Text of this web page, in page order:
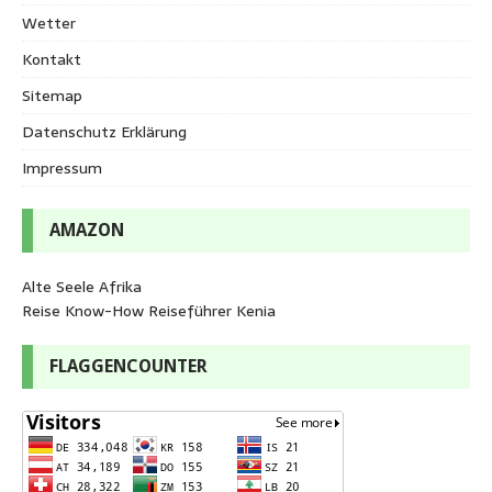
Wetter
Kontakt
Sitemap
Datenschutz Erklärung
Impressum
AMAZON
Alte Seele Afrika
Reise Know-How Reiseführer Kenia
FLAGGENCOUNTER